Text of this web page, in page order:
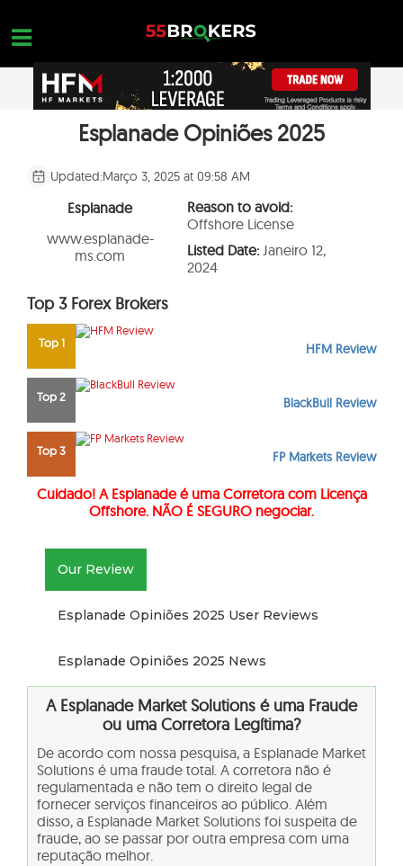
content
MELHOR CORRETORA PARA FOREX
EDUCAÇÃO EM FOREX
CONSULTAS DE NEGOCIAÇÃO
ABRA UMA CONTA GRATUITA
OPEN A FREE ACCOUNT
Esplanade Opiniões 2025
Updated:Março 3, 2025 at 09:58 AM
Esplanade
www.esplanade-
ms.com
Reason to avoid:
Offshore License
Listed Date:Janeiro 12,
2024
Top 3 Forex Brokers
Top 1 HFM Review
Top 2 BlackBull Review
Top 3 FP Markets Review
Cuidado! A Esplanade é uma Corretora com Licença
Offshore. NÃO É SEGURO negociar.
Our Review
Esplanade Opiniões 2025 User Reviews
Esplanade Opiniões 2025 News
A Esplanade Market Solutions é uma Fraude
ou uma Corretora Legítima?
De acordo com nossa pesquisa, a Esplanade Market
Solutions é uma fraude total. A corretora não é
regulamentada e não tem o direito legal de
fornecer serviços financeiros ao público. Além
disso, a Esplanade Market Solutions foi suspeita de
fraude, ao se passar por outra empresa com uma
reputação melhor.